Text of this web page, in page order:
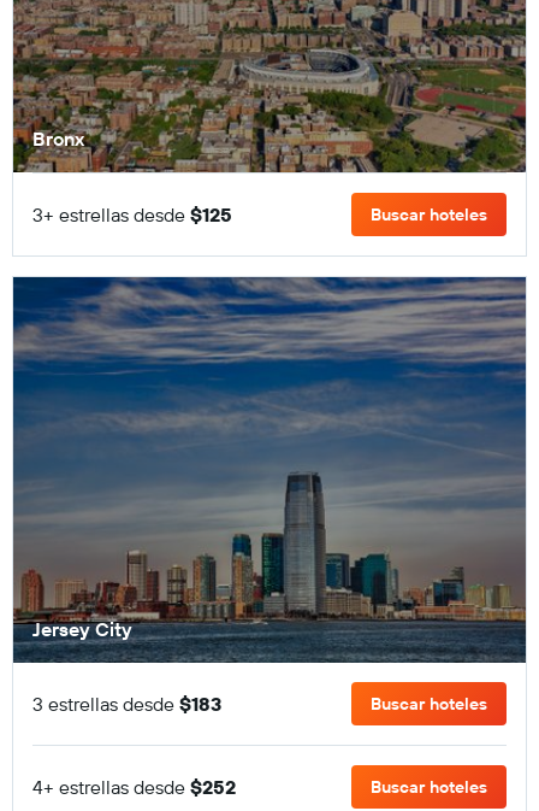
Bronx
3+ estrellas desde $125 Buscar hoteles
Jersey City
3 estrellas desde $183 Buscar hoteles
4+ estrellas desde $252 Buscar hoteles